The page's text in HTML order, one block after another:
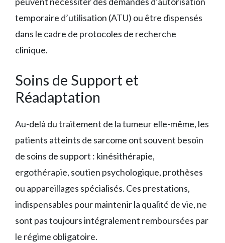
temporaire d’utilisation (ATU) ou être dispensés
dans le cadre de protocoles de recherche
clinique.
Soins de Support et
Réadaptation
Au-delà du traitement de la tumeur elle-même, les
patients atteints de sarcome ont souvent besoin
de soins de support : kinésithérapie,
ergothérapie, soutien psychologique, prothèses
ou appareillages spécialisés. Ces prestations,
indispensables pour maintenir la qualité de vie, ne
sont pas toujours intégralement remboursées par
le régime obligatoire.